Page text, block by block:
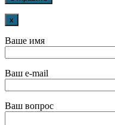
x
Ваше имя
Ваш e-mail
Ваш вопрос